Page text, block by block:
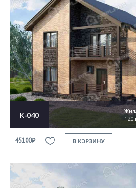
К-040
120
45100₽ В КОРЗИНУ